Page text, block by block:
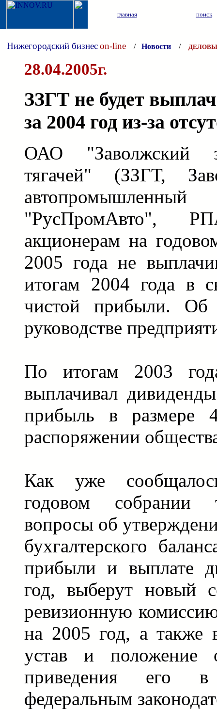
главная поиск
Нижегородский бизнесon-line / Новости /
28.04.2005г.
ЗЗГТ не будет
за 2004 год из-за
ОАО "Заволжский
тягачей" (ЗЗГТ,
"РусПромАвто",
акционерам на
2005 года не
итогам 2004 года в
чистой прибыли.
руководстве
По итогам 2003
выплачивал
прибыль в размере
распоряжении
Как уже
годовом собрании
вопросы об
бухгалтерского
прибыли и выплате
год, выберут новый
ревизионную
на 2005 год, а также
устав и положение
приведения его в
федеральным